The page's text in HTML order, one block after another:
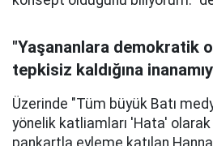
"Yaşananlara demokratik
tepkisiz kaldığına
Üzerinde "Tüm büyük Batı
yönelik katliamları 'Hata' olarak